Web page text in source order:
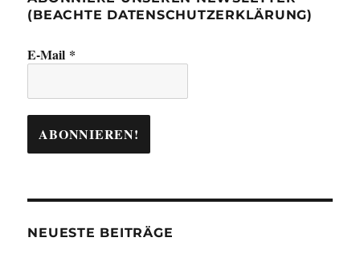
(BEACHTE DATENSCHUTZERKLÄRUNG)
E-Mail *
NEUESTE BEITRÄGE